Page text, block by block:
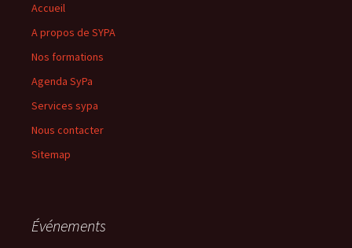
Accueil
A propos de SYPA
Nos formations
Agenda SyPa
Services sypa
Nous contacter
Sitemap
Événements